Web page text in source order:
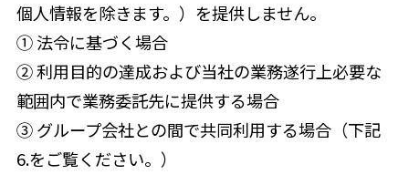
個人情報を除きます。）を提供しません。
① 法令に基づく場合
② 利用目的の達成および当社の業務遂行上必要な
範囲内で業務委託先に提供する場合
③ グループ会社との間で共同利用する場合（下記
6.をご覧ください。）